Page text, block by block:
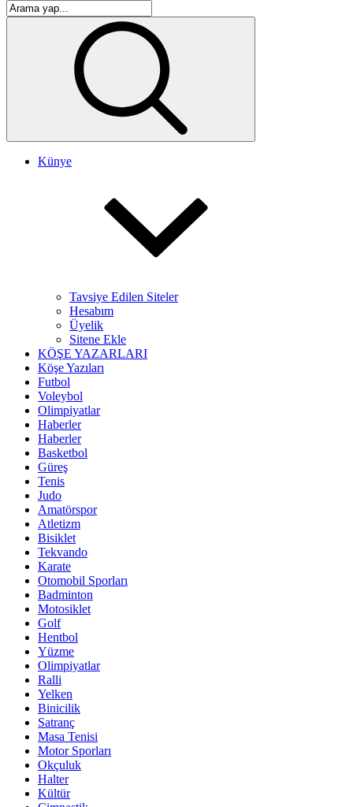
Künye
Tavsiye Edilen Siteler
Hesabım
Üyelik
Sitene Ekle
KÖŞE YAZARLARI
Köşe Yazıları
Futbol
Voleybol
Olimpiyatlar
Haberler
Haberler
Basketbol
Güreş
Tenis
Judo
Amatörspor
Atletizm
Bisiklet
Tekvando
Karate
Otomobil Sporları
Badminton
Motosiklet
Golf
Hentbol
Yüzme
Olimpiyatlar
Ralli
Yelken
Binicilik
Satranç
Masa Tenisi
Motor Sporları
Okçuluk
Halter
Kültür